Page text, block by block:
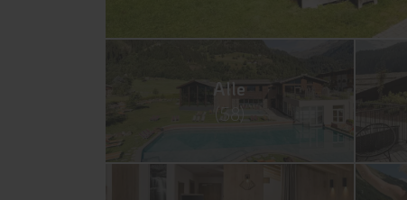
Alle
(58)